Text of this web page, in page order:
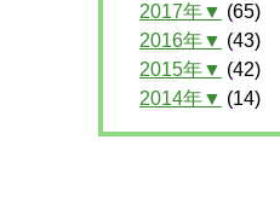
2017年▼ (65)
2016年▼ (43)
2015年▼ (42)
2014年▼ (14)